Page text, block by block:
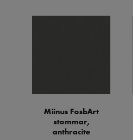
Miinus FosbArt
stommar,
anthracite